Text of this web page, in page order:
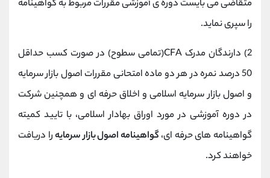
متقاضی می بایست دوره ی آموزشی مقررات مربوط به گواهینامه
را سپری نماید.
2) دارندگان مدرک CFA(تمامی سطوح) در صورت کسب حداقل
50 درصد نمره در هر دو ماده امتحانی مقررات اصول بازار سرمایه
و اصول بازار سرمایه اسلامی و اخلاق حرفه ای و همچنین شرکت
در دوره آموزشی در مورد اوراق بهادار اسلامی، با تایید کمیته
گواهینامه های حرفه ای،گواهینامه اصول بازار سرمایهرا دریافت
خواهند کرد.